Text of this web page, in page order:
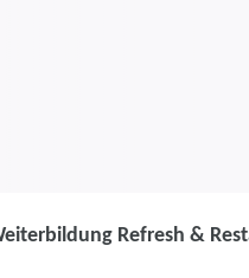
Refresh &